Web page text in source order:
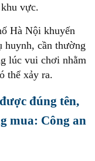
vực.
Hà Nội khuyến
huynh, cần thường
lúc vui chơi nhằm
thể xảy ra.
đúng tên,
mua: Công an